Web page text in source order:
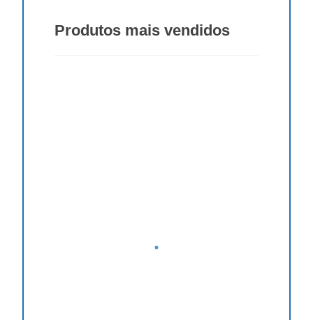
Produtos mais vendidos